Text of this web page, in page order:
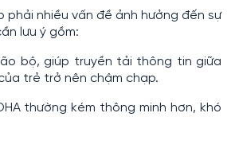
nhiều vấn đề ảnh hưởng đến sự
lưu ý gồm:
bộ, giúp truyền tải thông tin giữa
trẻ trở nên chậm chạp.
thường kém thông minh hơn, khó